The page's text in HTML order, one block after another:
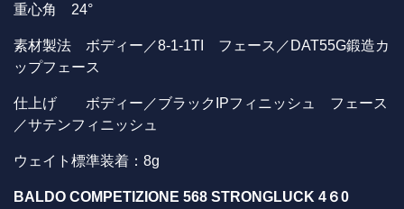
重心角 24°
素材製法 ボディー／8-1-1TI フェース／DAT55G鍛造カ
ップフェース
仕上げ ボディー／ブラックIPフィニッシュ フェース
／サテンフィニッシュ
ウェイト標準装着：8g
BALDO COMPETIZIONE 568 STRONGLUCK 4 ６0